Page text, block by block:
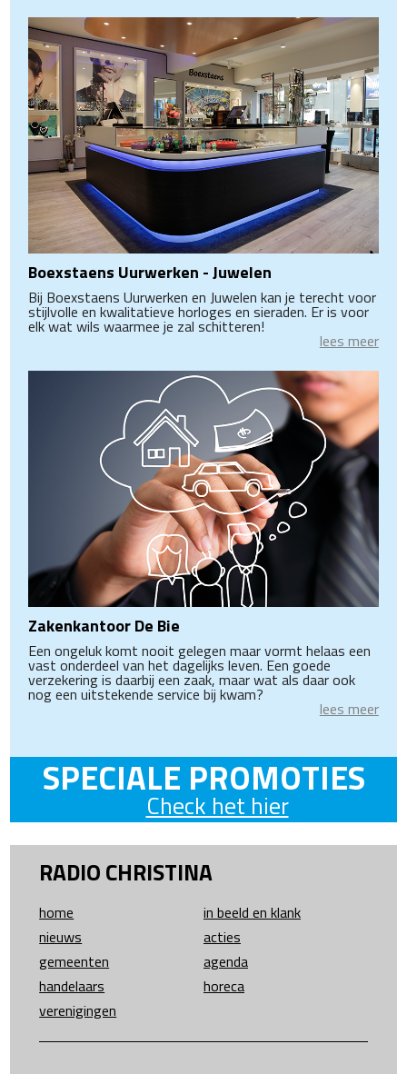
Boexstaens Uurwerken - Juwelen
Bij Boexstaens Uurwerken en Juwelen kan je terecht voor
stijlvolle en kwalitatieve horloges en sieraden. Er is voor
elk wat wils waarmee je zal schitteren!
lees meer
Zakenkantoor De Bie
Een ongeluk komt nooit gelegen maar vormt helaas een
vast onderdeel van het dagelijks leven. Een goede
verzekering is daarbij een zaak, maar wat als daar ook
nog een uitstekende service bij kwam?
lees meer
SPECIALE PROMOTIES
Check het hier
RADIO CHRISTINA
home
in beeld en klank
nieuws
acties
gemeenten
agenda
handelaars
horeca
verenigingen